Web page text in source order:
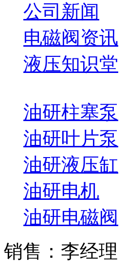
公司新闻
电磁阀资讯
液压知识堂
油研柱塞泵
油研叶片泵
油研液压缸
油研电机
油研电磁阀
销售：李经理